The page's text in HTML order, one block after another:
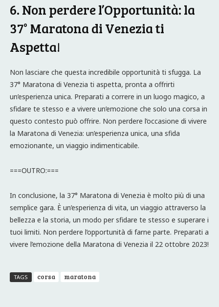
6. Non perdere l’Opportunità: la
37° Maratona di Venezia ti
Aspetta!
Non lasciare che questa incredibile opportunità ti sfugga. La
37° Maratona di Venezia ti aspetta, pronta a offrirti
un’esperienza unica. Preparati a correre in un luogo magico, a
sfidare te stesso e a vivere un’emozione che solo una corsa in
questo contesto può offrire. Non perdere l’occasione di vivere
la Maratona di Venezia: un’esperienza unica, una sfida
emozionante, un viaggio indimenticabile.
===OUTRO:===
In conclusione, la 37° Maratona di Venezia è molto più di una
semplice gara. È un’esperienza di vita, un viaggio attraverso la
bellezza e la storia, un modo per sfidare te stesso e superare i
tuoi limiti. Non perdere l’opportunità di farne parte. Preparati a
vivere l’emozione della Maratona di Venezia il 22 ottobre 2023!
TAGS corsa maratona